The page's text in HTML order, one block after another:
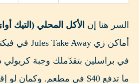
السر هنا إن الأكل المحلي (التيك
ما تدفع 40$ في مطعم. وكمان